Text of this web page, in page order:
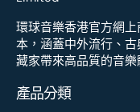
環球音樂香港官方網
本，涵蓋中外流行、
藏家帶來高品質的音樂
產品分類